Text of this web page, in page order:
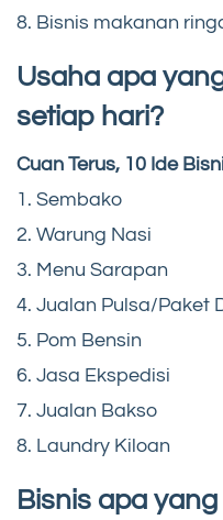
8. Bisnis makanan
Usaha apa
setiap hari?
Cuan Terus, 10 Ide
1. Sembako
2. Warung Nasi
3. Menu Sarapan
4. Jualan Pulsa/Paket
5. Pom Bensin
6. Jasa Ekspedisi
7. Jualan Bakso
8. Laundry Kiloan
Bisnis apa